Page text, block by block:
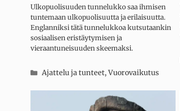
Ulkopuolisuuden tunnelukko saa ihmisen
tuntemaan ulkopuolisuutta ja erilaisuutta.
Englanniksi tätä tunnelukkoa kutsutaankin
sosiaalisen eristäytymisen ja
vieraantuneisuuden skeemaksi.
Kategoriat
Ajattelu ja tunteet,Vuorovaikutus